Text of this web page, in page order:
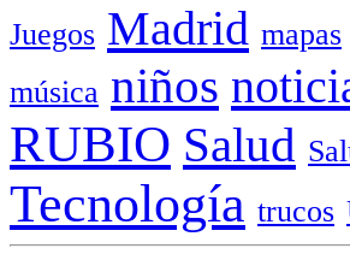
Juegos Madrid mapas
música niños
RUBIO Salud
Tecnología trucos